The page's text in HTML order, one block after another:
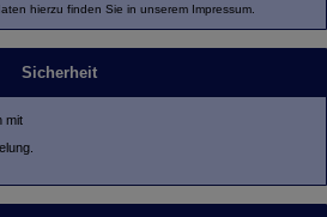
hierzu finden Sie in unserem Impressum.
Sicherheit
mit